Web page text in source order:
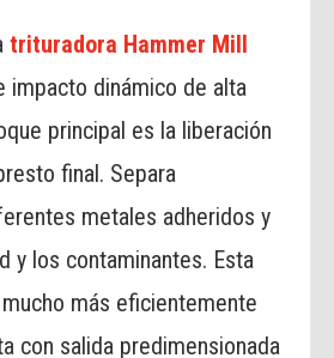
trituradora Hammer Mill
impacto dinámico de alta
principal es la liberación
final. Separa
metales adheridos y
y los contaminantes. Esta
más eficientemente
con salida predimensionada